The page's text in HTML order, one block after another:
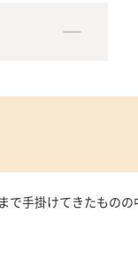
手掛けてきたもの